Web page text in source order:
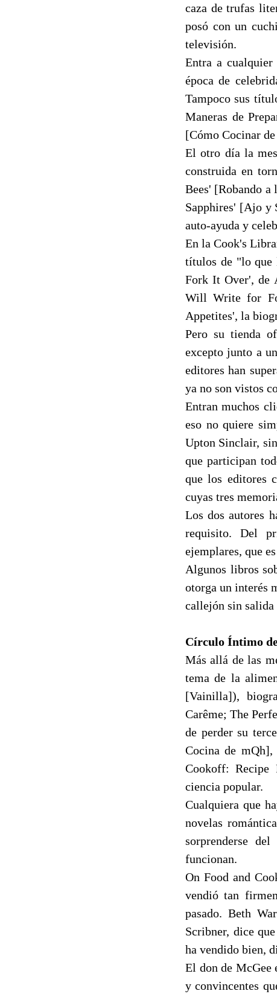
caza de trufas
posó con un
televisión.
Entra a cualquier
época de
Tampoco sus
Maneras de
[Cómo Cocinar
El otro día la
construida en
Bees' [Robando a
Sapphires' [Ajo y
auto-ayuda y
En la Cook's
títulos de "lo que
Fork It Over', de
Will Write for
Appetites', la
Pero su tienda
excepto junto a
editores han
ya no son vistos
Entran muchos
eso no quiere
Upton Sinclair,
que participan
que los editores
cuyas tres
Los dos autores
requisito. Del
ejemplares, que
Algunos libros
otorga un interés
callejón sin salida
Círculo Íntimo
Más allá de las
tema de la
[Vainilla]),
Carême; The
de perder su
Cocina de mQh],
Cookoff:
ciencia popular.
Cualquiera que
novelas
sorprenderse
funcionan.
On Food and
vendió tan
pasado. Beth
Scribner, dice
ha vendido bien,
El don de McGee
y convincentes